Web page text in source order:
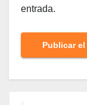
entrada.